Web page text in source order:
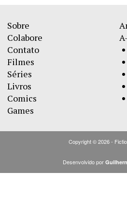
Sobre
Colabore
Contato
Filmes
Séries
Livros
Comics
Games
Copyright © 2026 -
Desenvolvido por